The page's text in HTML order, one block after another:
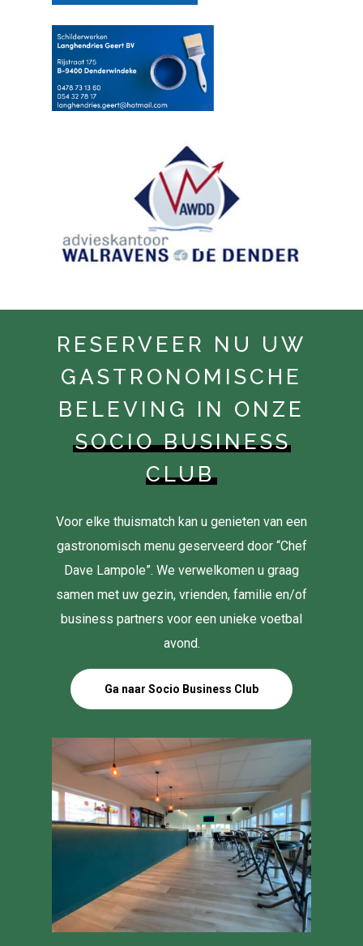
RESERVEER NU UW
GASTRONOMISCHE
BELEVING IN ONZE
SOCIO BUSINESS
CLUB
Voor elke thuismatch kan u genieten van een
gastronomisch menu geserveerd door “Chef
Dave Lampole”. We verwelkomen u graag
samen met uw gezin, vrienden, familie en/of
business partners voor een unieke voetbal
avond.
Ga naar Socio Business Club